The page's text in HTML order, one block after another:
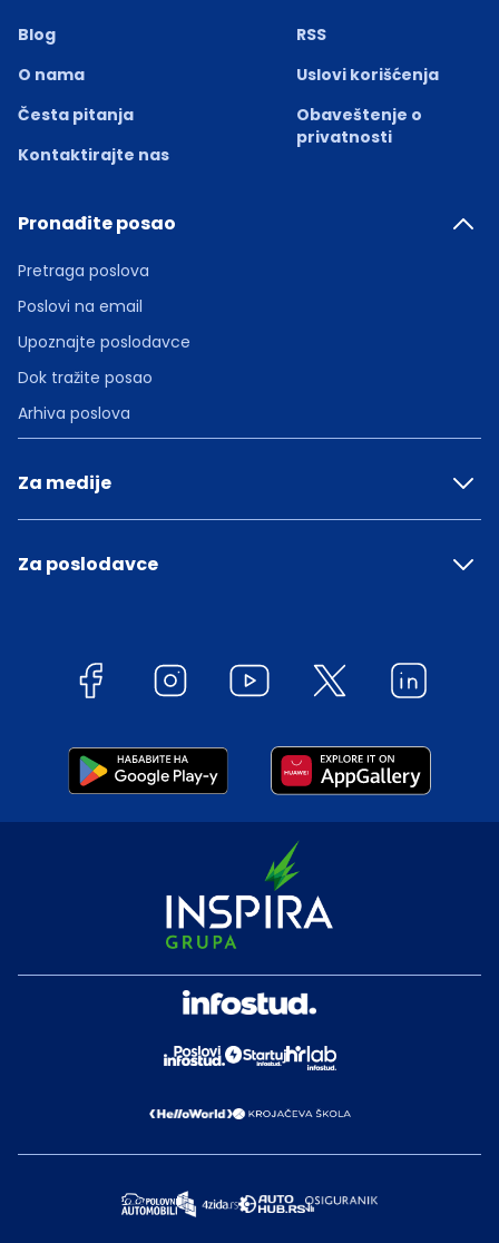
Blog
O nama
Česta pitanja
Kontaktirajte nas
RSS
Uslovi korišćenja
Obaveštenje o
privatnosti
Pronađite posao
Pretraga poslova
Poslovi na email
Upoznajte poslodavce
Dok tražite posao
Arhiva poslova
Za medije
Za poslodavce